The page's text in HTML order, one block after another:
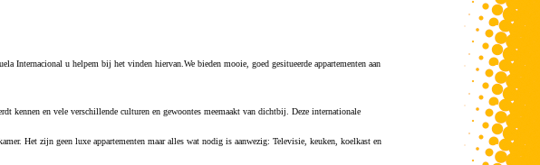
Internacional u helpem bij het vinden hiervan.We bieden mooie, goed gesitueerde appartementen aan
kennen en vele verschillende culturen en gewoontes meemaakt van dichtbij. Deze internationale
Het zijn geen luxe appartementen maar alles wat nodig is aanwezig: Televisie, keuken, koelkast en